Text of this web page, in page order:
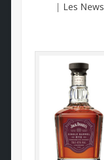
| Les News